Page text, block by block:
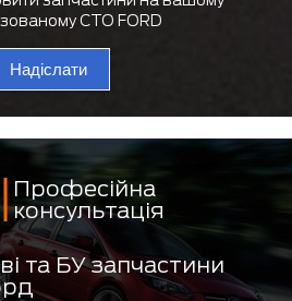
СТО FORD
Надіслати
Професійна
консультація
та БУ запчастини